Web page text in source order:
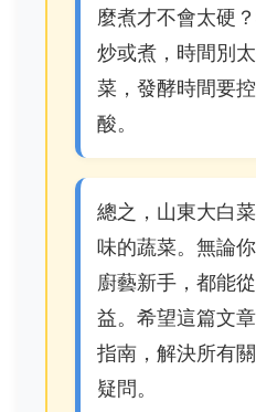
麼煮才不會太硬
炒或煮，時間別
菜，發酵時間要
酸。
總之，山東大白
味的蔬菜。無論
廚藝新手，都能
益。希望這篇文
指南，解決所有
疑問。